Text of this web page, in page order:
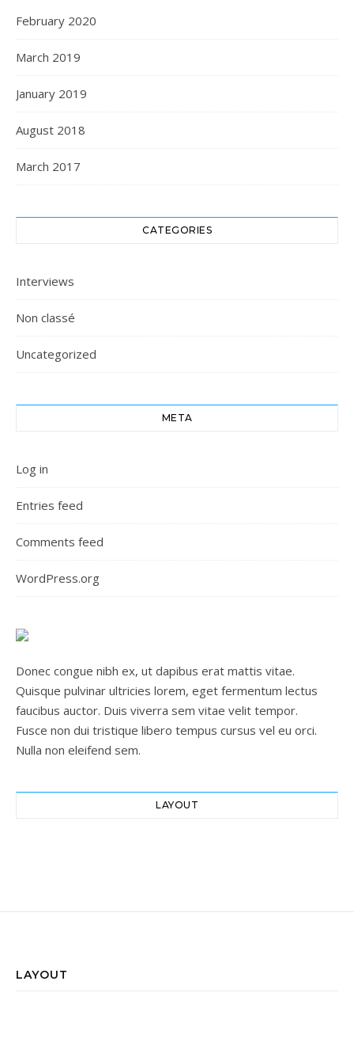
February 2020
March 2019
January 2019
August 2018
March 2017
CATEGORIES
Interviews
Non classé
Uncategorized
META
Log in
Entries feed
Comments feed
WordPress.org
Donec congue nibh ex, ut dapibus erat mattis vitae.
Quisque pulvinar ultricies lorem, eget fermentum lectus
faucibus auctor. Duis viverra sem vitae velit tempor.
Fusce non dui tristique libero tempus cursus vel eu orci.
Nulla non eleifend sem.
LAYOUT
LAYOUT